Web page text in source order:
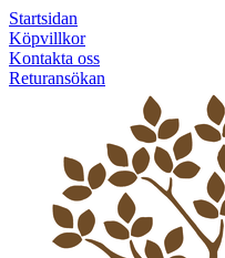
Startsidan
Köpvillkor
Kontakta oss
Returansökan